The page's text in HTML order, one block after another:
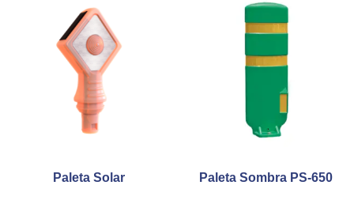
Paleta Solar Paleta Sombra PS-650